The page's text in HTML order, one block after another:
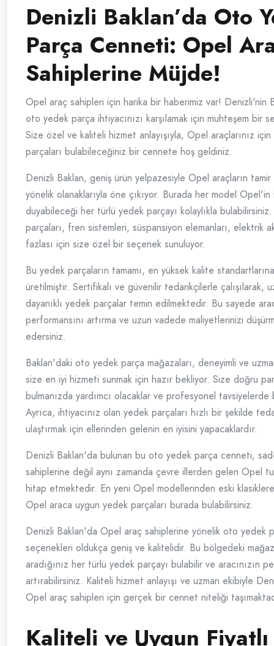
Denizli Baklan’da Oto
Parça Cenneti: Opel
Sahiplerine Müjde!
Opel araç sahipleri için harika bir haberimiz var! Denizli'nin
oto yedek parça ihtiyacınızı karşılamak için muhteşem bir
Size özel ve kaliteli hizmet anlayışıyla, Opel araçlarınız
parçaları bulabileceğiniz bir cennete hoş geldiniz.
Denizli Baklan, geniş ürün yelpazesiyle Opel araçların tamir
yönelik olanaklarıyla öne çıkıyor. Burada her model
duyabileceği her türlü yedek parçayı kolaylıkla
parçaları, fren sistemleri, süspansiyon elemanları, elektrik
fazlası için size özel bir seçenek sunuluyor.
Bu yedek parçaların tamamı, en yüksek kalite
üretilmiştir. Sertifikalı ve güvenilir tedarikçilerle çalışılarak,
dayanıklı yedek parçalar temin edilmektedir. Bu sayede
performansını artırma ve uzun vadede maliyetlerinizi
edersiniz.
Baklan'daki oto yedek parça mağazaları, deneyimli ve
size en iyi hizmeti sunmak için hazır bekliyor. Size doğru
bulmanızda yardımcı olacaklar ve profesyonel tavsiyelerde
Ayrıca, ihtiyacınız olan yedek parçaları hızlı bir şekilde
ulaştırmak için ellerinden gelenin en iyisini yapacaklardır.
Denizli Baklan'da bulunan bu oto yedek parça cenneti,
sahiplerine değil aynı zamanda çevre illerden gelen Opel
hitap etmektedir. En yeni Opel modellerinden eski
Opel araca uygun yedek parçaları burada bulabilirsiniz.
Denizli Baklan'da Opel araç sahiplerine yönelik oto yedek
seçenekleri oldukça geniş ve kalitelidir. Bu bölgedeki
aradığınız her türlü yedek parçayı bulabilir ve aracınızın
artırabilirsiniz. Kaliteli hizmet anlayışı ve uzman ekibiyle
Opel araç sahipleri için gerçek bir cennet niteliği
Kaliteli ve Uygun